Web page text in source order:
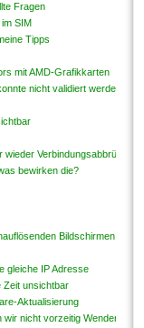
Fragen
SIM
Tipps
mit AMD-Grafikkarten
nicht validiert werden
wieder Verbindungsabbrüche
bewirken die?
Bildschirmen zu
gleiche IP Adresse
Zeit unsichtbar
Aktualisierung
nicht vorzeitig Wenden?